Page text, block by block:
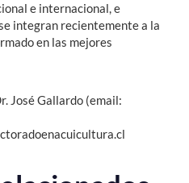
e internacional, e
integran recientemente a la
en las mejores
José Gallardo (email: